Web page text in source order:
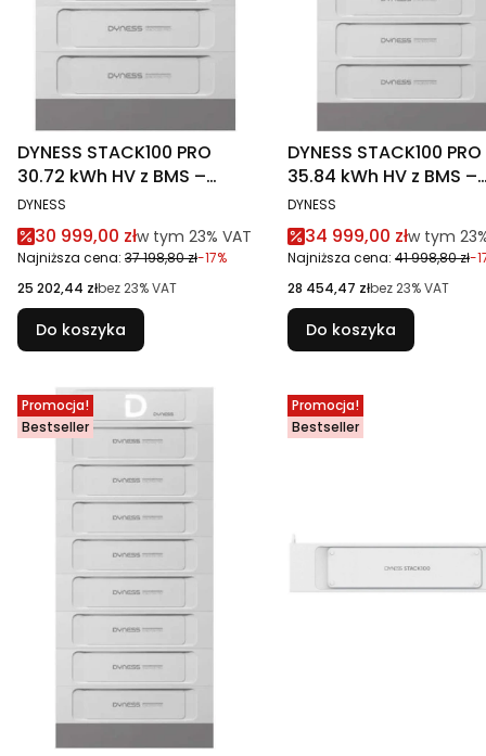
DYNESS STACK100 PRO
30.72 kWh HV z BMS –
magazyn energii LiFePO4
PRODUCENT
DYNESS
Cena promocyjna brutto
30 999,00 złw tym %s VAT
w tym 23% VAT
Najniższa cena: 37 198,80 zł-17%
Cena netto
25 202,44 złbez 23% VAT
Do koszyka
DYNESS STACK100 PRO
35.84 kWh HV z BMS –
magazyn energii
PRODUCENT
DYNESS
Cena promocyjna
34 999,00 złw tym %s
w tym
Najniższa cena: 41 998,80 zł-
Cena netto
28 454,47 złbez 23% VAT
Do koszyka
Promocja!
Bestseller
Promocja!
Bestseller